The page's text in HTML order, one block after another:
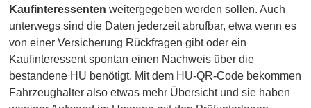
Kaufinteressenten weitergegeben werden sollen. Auch
unterwegs sind die Daten jederzeit abrufbar, etwa wenn es
von einer Versicherung Rückfragen gibt oder ein
Kaufinteressent spontan einen Nachweis über die
bestandene HU benötigt. Mit dem HU-QR-Code bekommen
Fahrzeughalter also etwas mehr Übersicht und sie haben